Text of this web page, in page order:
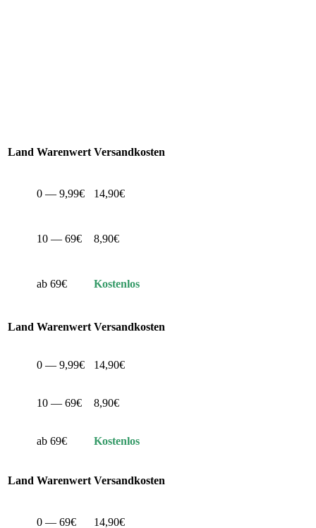
Land Warenwert Versandkosten
0 — 9,99€ 14,90€
10 — 69€ 8,90€
ab 69€ Kostenlos
Land Warenwert Versandkosten
0 — 9,99€ 14,90€
10 — 69€ 8,90€
ab 69€ Kostenlos
Land Warenwert Versandkosten
0 — 69€ 14,90€